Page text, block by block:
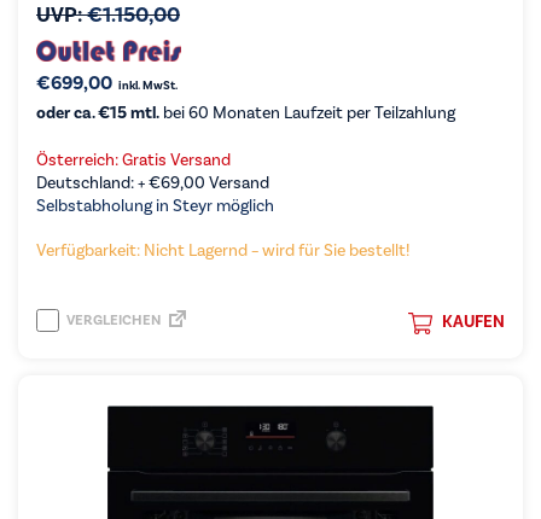
UVP:€1.150,00
€699,00 inkl. MwSt.
oder ca. €15 mtl. bei 60 Monaten Laufzeit per Teilzahlung
Österreich: Gratis Versand
Deutschland: +€69,00 Versand
Selbstabholung in Steyr möglich
Verfügbarkeit: Nicht Lagernd – wird für Sie bestellt!
KAUFEN
VERGLEICHEN